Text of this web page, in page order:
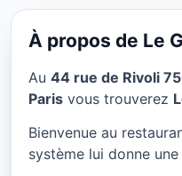
Le
À propos de Le
Au 44 rue de Rivoli
Paris vous trouverez
Bienvenue au
système lui donne